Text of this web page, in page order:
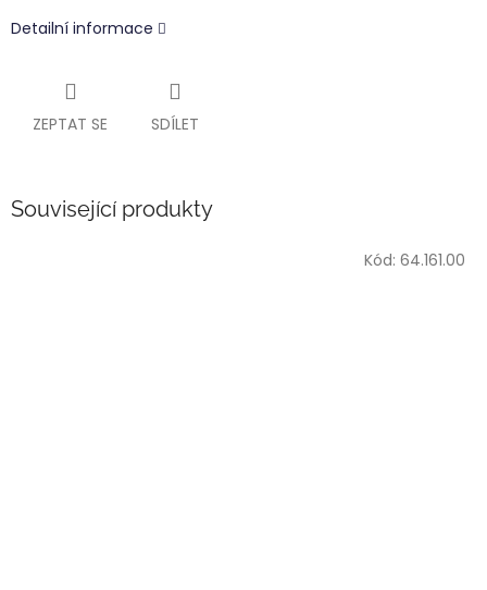
Detailní informace
ZEPTAT SE SDÍLET
Související produkty
Kód: 64.161.00